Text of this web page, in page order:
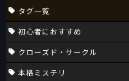
タグ一覧
初心者におすすめ
クローズド・サークル
本格ミステリ